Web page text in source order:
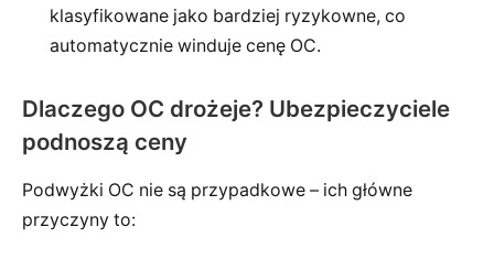
klasyfikowane jako bardziej ryzykowne, co
automatycznie winduje cenę OC.
Dlaczego OC drożeje? Ubezpieczyciele
podnoszą ceny
Podwyżki OC nie są przypadkowe – ich główne
przyczyny to: